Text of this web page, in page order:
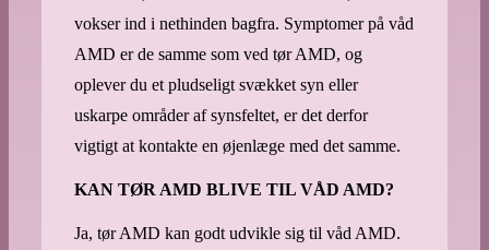
vokser ind i nethinden bagfra. Symptomer på våd
AMD er de samme som ved tør AMD, og
oplever du et pludseligt svækket syn eller
uskarpe områder af synsfeltet, er det derfor
vigtigt at kontakte en øjenlæge med det samme.
KAN TØR AMD BLIVE TIL VÅD AMD?
Ja, tør AMD kan godt udvikle sig til våd AMD.